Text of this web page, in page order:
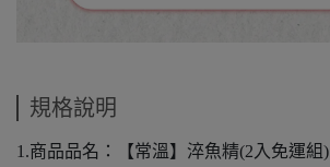
規格說明
1.商品品名：【常溫】淬魚精(2入免運組)